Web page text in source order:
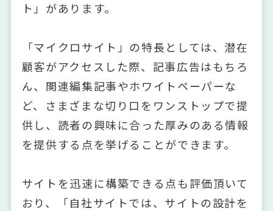
ト」があります。
「マイクロサイト」の特長としては、潜在
顧客がアクセスした際、記事広告はもちろ
ん、関連編集記事やホワイトペーパーな
ど、さまざまな切り口をワンストップで提
供し、読者の興味に合った厚みのある情報
を提供する点を挙げることができます。
サイトを迅速に構築できる点も評価頂いて
おり、「自社サイトでは、サイトの設計を